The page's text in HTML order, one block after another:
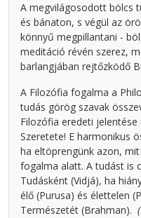
A megvilágosodott bölcs
és bánaton, s végül az
könnyű megpillantani -
meditáció révén szerez,
barlangjában rejtőzködő
A Filozófia fogalma a
tudás görög szavak
Filozófia eredeti
Szeretete! E harmonikus
ha eltöprengünk azon,
fogalma alatt. A tudást is
Tudásként (Vidjá), ha
élő (Purusa) és élettelen
Természetét (Brahman).